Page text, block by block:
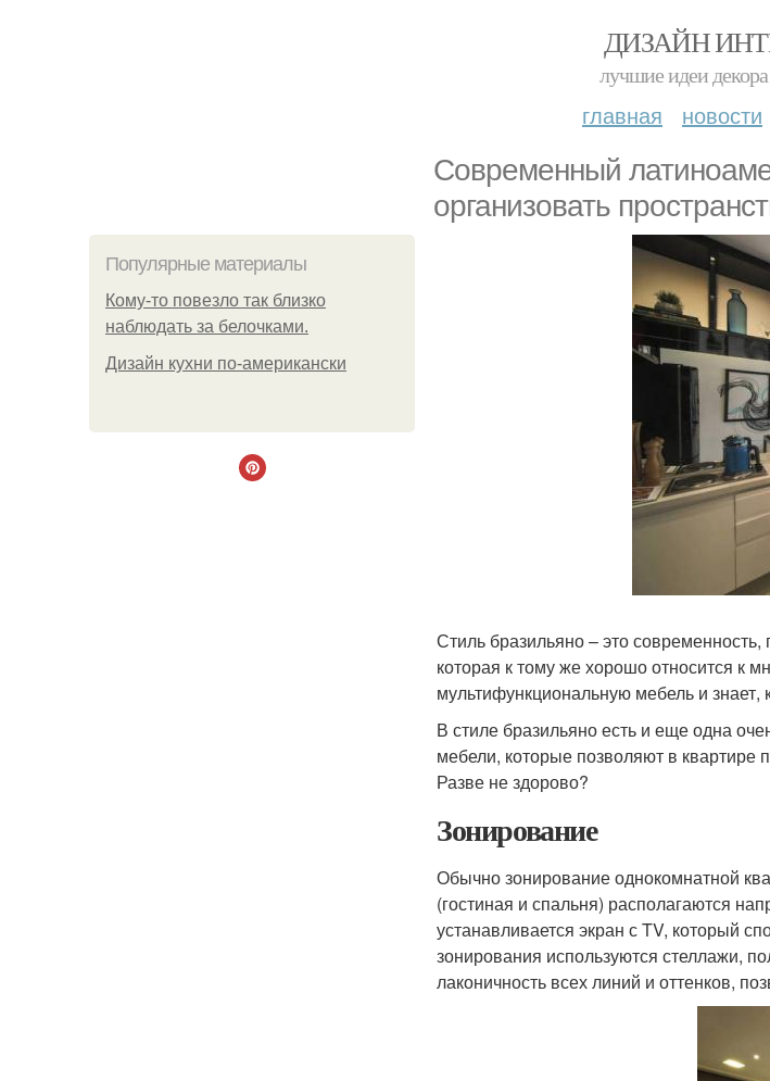
ДИЗАЙН
лучшие идеи
главная новости
Современный
организовать
Популярные материалы
Кому-то повезло так близко
наблюдать за белочками.
Дизайн кухни по-американски
Стиль бразильяно – это
которая к тому же хорошо относится к
мультифункциональную мебель и знает,
В стиле бразильяно есть и еще одна
мебели, которые позволяют в квартире
Разве не здорово?
Зонирование
Обычно зонирование однокомнатной
(гостиная и спальня) располагаются
устанавливается экран с TV, который
зонирования используются стеллажи,
лаконичность всех линий и оттенков,